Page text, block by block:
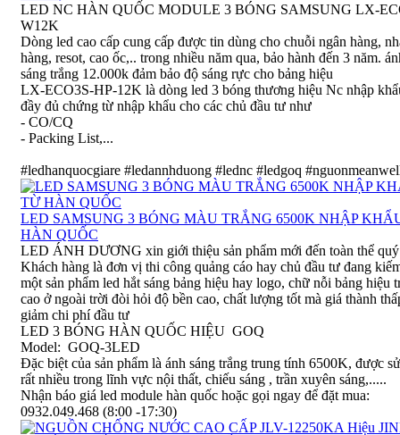
LED NC HÀN QUỐC MODULE 3 BÓNG SAMSUNG LX-
W12K
Dòng led cao cấp cung cấp được tin dùng cho chuỗi ngân hàng,
hàng, resot, cao ốc,.. trong nhiều năm qua, bảo hành đến 3 năm.
sáng trắng 12.000k đảm bảo độ sáng rực cho bảng hiệu
LX-ECO3S-HP-12K là dòng led 3 bóng thương hiệu Nc nhập
đầy đủ chứng từ nhập khẩu cho các chủ đầu tư như
- CO/CQ
- Packing List,...
#ledhanquocgiare #ledannhduong #lednc #ledgoq
LED SAMSUNG 3 BÓNG MÀU TRẮNG 6500K NHẬP
HÀN QUỐC
LED ÁNH DƯƠNG xin giới thiệu sản phẩm mới đến toàn thể quý
Khách hàng là đơn vị thi công quảng cáo hay chủ đầu tư đang
một sản phẩm led hắt sáng bảng hiệu hay logo, chữ nỗi bảng hiệu
cao ở ngoài trời đòi hỏi độ bền cao, chất lượng tốt mà giá thành
giảm chi phí đầu tư
LED 3 BÓNG HÀN QUỐC HIỆU GOQ
Model: GOQ-3LED
Đặc biệt của sản phẩm là ánh sáng trắng trung tính 6500K, được
rất nhiều trong lĩnh vực nội thất, chiếu sáng , trần xuyên sáng,.....
Nhận báo giá led module hàn quốc hoặc gọi ngay để đặt mua:
0932.049.468 (8:00 -17:30)